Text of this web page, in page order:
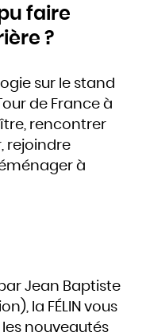
faire
?
sur le stand
de France à
rencontrer
rejoindre
à
Jean Baptiste
la FÉLIN vous
les nouveautés